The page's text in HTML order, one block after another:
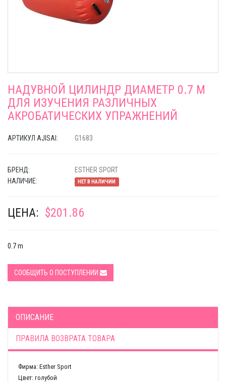
НАДУВНОЙ ЦИЛИНДР ДИАМЕТР 0.7 М
ДЛЯ ИЗУЧЕНИЯ РАЗЛИЧНЫХ
АКРОБАТИЧЕСКИХ УПРАЖНЕНИЙ
АРТИКУЛ AJISAI: G1683
БРЕНД:
ESTHER SPORT
НАЛИЧИЕ:
НЕТ В НАЛИЧИИ
ЦЕНА: $201.86
0.7 m
СООБЩИТЬ О ПОСТУПЛЕНИИ
ОПИСАНИЕ
ПРАВИЛА ВОЗВРАТА ТОВАРА
Фирма: Esther Sport
Цвет: голубой